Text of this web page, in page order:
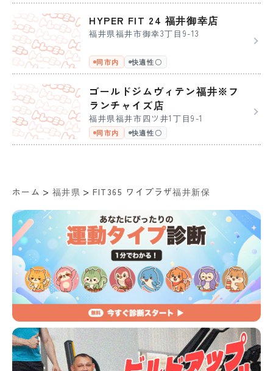
HYPER FIT 24 福井御幸店
福井県福井市御幸3丁目9-13
同市内 快適性〇
ゴールドジムヴィテン福井※フ
ランチャイズ店
福井県福井市四ツ井1丁目9-1
同市内 快適性〇
ホーム > 福井県 > FIT365 ワイプラザ福井新保